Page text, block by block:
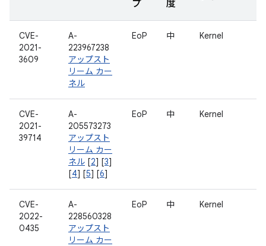
プ
度
CVE-
2021-
3609
A-
223967238
アップスト
リーム カー
ネル
EoP 中 Kernel
CVE-
2021-
39714
A-
205573273
アップスト
リーム カー
ネル [2] [3]
[4] [5] [6]
EoP 中 Kernel
CVE-
2022-
0435
A-
228560328
アップスト
リーム カー
EoP 中 Kernel